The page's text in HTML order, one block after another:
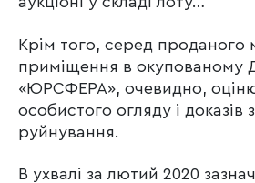
Крім того, серед проданого
приміщення в окупованому
«ЮРСФЕРА», очевидно,
особистого огляду і
руйнування.
В ухвалі за лютий 2020